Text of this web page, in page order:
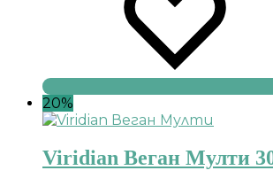
20%
Viridian Веган Мулти